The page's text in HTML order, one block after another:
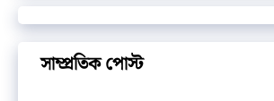
সাম্প্রতিক পোস্ট